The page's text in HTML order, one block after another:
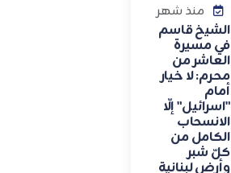
منذ شهر
الشيخ قاسم
في مسيرة
العاشر من
محرم: لا خيار
أمام
"اسرائيل" إلّا
الانسحاب
الكامل من
كلّ شبر
وأرض لبنانية